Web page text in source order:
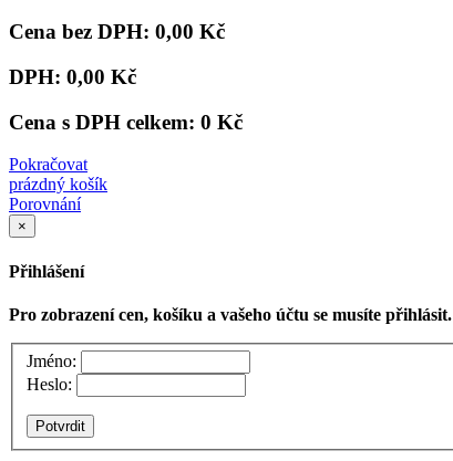
Cena bez DPH: 0,00 Kč
DPH: 0,00 Kč
Cena s DPH celkem: 0 Kč
Pokračovat
prázdný košík
Porovnání
×
Přihlášení
Pro zobrazení cen, košíku a vašeho účtu se musíte přihlásit.
Jméno:
Heslo: